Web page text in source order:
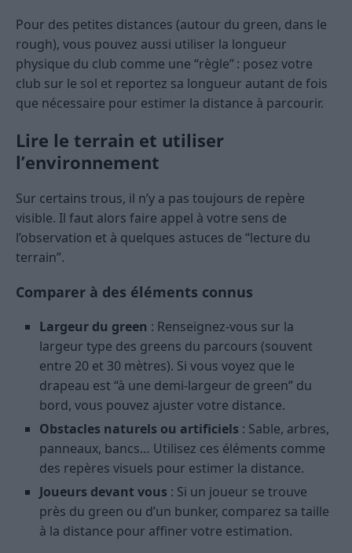
Pour des petites distances (autour du green, dans le
rough), vous pouvez aussi utiliser la longueur
physique du club comme une “règle” : posez votre
club sur le sol et reportez sa longueur autant de fois
que nécessaire pour estimer la distance à parcourir.
Lire le terrain et utiliser
l’environnement
Sur certains trous, il n’y a pas toujours de repère
visible. Il faut alors faire appel à votre sens de
l’observation et à quelques astuces de “lecture du
terrain”.
Comparer à des éléments connus
Largeur du green : Renseignez-vous sur la
largeur type des greens du parcours (souvent
entre 20 et 30 mètres). Si vous voyez que le
drapeau est “à une demi-largeur de green” du
bord, vous pouvez ajuster votre distance.
Obstacles naturels ou artificiels : Sable, arbres,
panneaux, bancs… Utilisez ces éléments comme
des repères visuels pour estimer la distance.
Joueurs devant vous : Si un joueur se trouve
près du green ou d’un bunker, comparez sa taille
à la distance pour affiner votre estimation.